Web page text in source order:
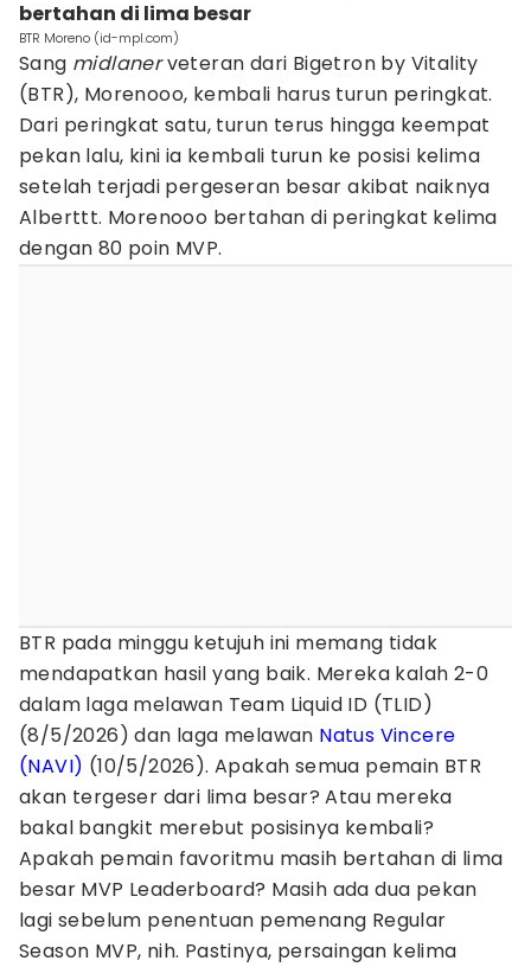
bertahan di lima besar
BTR Moreno (id-mpl.com)
Sang midlanerveteran dari Bigetron by Vitality
(BTR), Morenooo, kembali harus turun peringkat.
Dari peringkat satu, turun terus hingga keempat
pekan lalu, kini ia kembali turun ke posisi kelima
setelah terjadi pergeseran besar akibat naiknya
Alberttt. Morenooo bertahan di peringkat kelima
dengan 80 poin MVP.
BTR pada minggu ketujuh ini memang tidak
mendapatkan hasil yang baik. Mereka kalah 2-0
dalam laga melawan Team Liquid ID (TLID)
(8/5/2026) dan laga melawan Natus Vincere
(NAVI) (10/5/2026). Apakah semua pemain BTR
akan tergeser dari lima besar? Atau mereka
bakal bangkit merebut posisinya kembali?
Apakah pemain favoritmu masih bertahan di lima
besar MVP Leaderboard? Masih ada dua pekan
lagi sebelum penentuan pemenang Regular
Season MVP, nih. Pastinya, persaingan kelima